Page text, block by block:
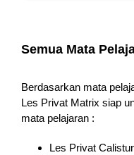
Semua Mata
Berdasarkan mata
Les Privat Matrix siap
mata pelajaran :
Les Privat